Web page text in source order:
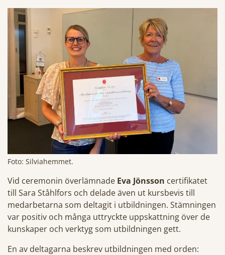
Foto: Silviahemmet.
Vid ceremonin överlämnade Eva Jönsson certifikatet
till Sara Ståhlfors och delade även ut kursbevis till
medarbetarna som deltagit i utbildningen. Stämningen
var positiv och många uttryckte uppskattning över de
kunskaper och verktyg som utbildningen gett.
En av deltagarna beskrev utbildningen med orden: